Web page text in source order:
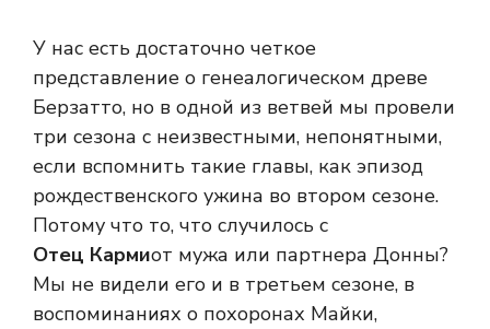
У нас есть достаточно четкое
представление о генеалогическом древе
Берзатто, но в одной из ветвей мы провели
три сезона с неизвестными, непонятными,
если вспомнить такие главы, как эпизод
рождественского ужина во втором сезоне.
Потому что то, что случилось с
Отец Кармиот мужа или партнера Донны?
Мы не видели его и в третьем сезоне, в
воспоминаниях о похоронах Майки,